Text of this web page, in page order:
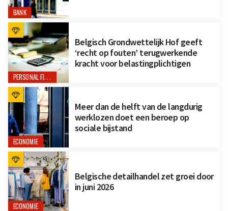
BANK
PERSONAL FINANCE
Belgisch Grondwettelijk Hof geeft
‘recht op fouten’ terugwerkende
kracht voor belastingplichtigen
ECONOMIE
Meer dan de helft van de langdurig
werklozen doet een beroep op
sociale bijstand
ECONOMIE
Belgische detailhandel zet groei door
in juni 2026